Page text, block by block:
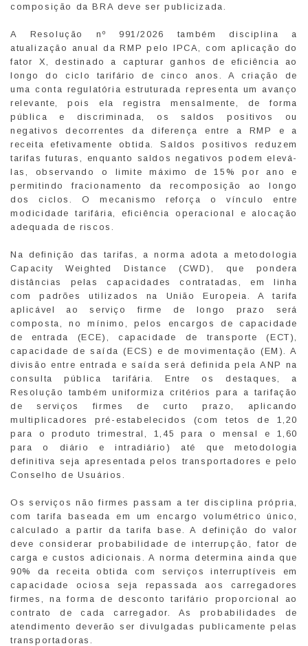
composição da BRA deve ser publicizada.
A Resolução nº 991/2026 também disciplina a
atualização anual da RMP pelo IPCA, com aplicação do
fator X, destinado a capturar ganhos de eficiência ao
longo do ciclo tarifário de cinco anos. A criação de
uma conta regulatória estruturada representa um avanço
relevante, pois ela registra mensalmente, de forma
pública e discriminada, os saldos positivos ou
negativos decorrentes da diferença entre a RMP e a
receita efetivamente obtida. Saldos positivos reduzem
tarifas futuras, enquanto saldos negativos podem elevá-
las, observando o limite máximo de 15% por ano e
permitindo fracionamento da recomposição ao longo
dos ciclos. O mecanismo reforça o vínculo entre
modicidade tarifária, eficiência operacional e alocação
adequada de riscos.
Na definição das tarifas, a norma adota a metodologia
Capacity Weighted Distance (CWD), que pondera
distâncias pelas capacidades contratadas, em linha
com padrões utilizados na União Europeia. A tarifa
aplicável ao serviço firme de longo prazo será
composta, no mínimo, pelos encargos de capacidade
de entrada (ECE), capacidade de transporte (ECT),
capacidade de saída (ECS) e de movimentação (EM). A
divisão entre entrada e saída será definida pela ANP na
consulta pública tarifária. Entre os destaques, a
Resolução também uniformiza critérios para a tarifação
de serviços firmes de curto prazo, aplicando
multiplicadores pré-estabelecidos (com tetos de 1,20
para o produto trimestral, 1,45 para o mensal e 1,60
para o diário e intradiário) até que metodologia
definitiva seja apresentada pelos transportadores e pelo
Conselho de Usuários.
Os serviços não firmes passam a ter disciplina própria,
com tarifa baseada em um encargo volumétrico único,
calculado a partir da tarifa base. A definição do valor
deve considerar probabilidade de interrupção, fator de
carga e custos adicionais. A norma determina ainda que
90% da receita obtida com serviços interruptíveis em
capacidade ociosa seja repassada aos carregadores
firmes, na forma de desconto tarifário proporcional ao
contrato de cada carregador. As probabilidades de
atendimento deverão ser divulgadas publicamente pelas
transportadoras.